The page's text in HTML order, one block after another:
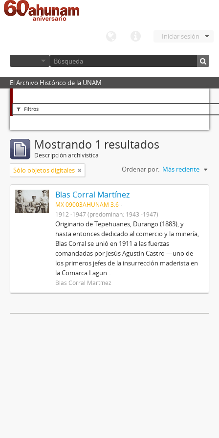
Iniciar sesión
El Archivo Histórico de la UNAM
Filtros
Mostrando 1 resultados
Descripción archivística
Sólo objetos digitales Ordenar por: Más reciente
Blas Corral Martínez
MX 09003AHUNAM 3.6
1912 -1947 (predominan: 1943 -1947)
Originario de Tepehuanes, Durango (1883), y
hasta entonces dedicado al comercio y la minería,
Blas Corral se unió en 1911 a las fuerzas
comandadas por Jesús Agustín Castro —uno de
los primeros jefes de la insurrección maderista en
la Comarca Lagun...
Blas Corral Martínez